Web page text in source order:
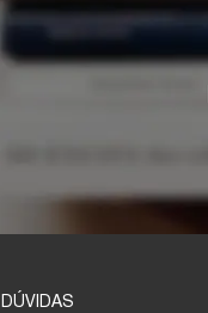
DÚVIDAS